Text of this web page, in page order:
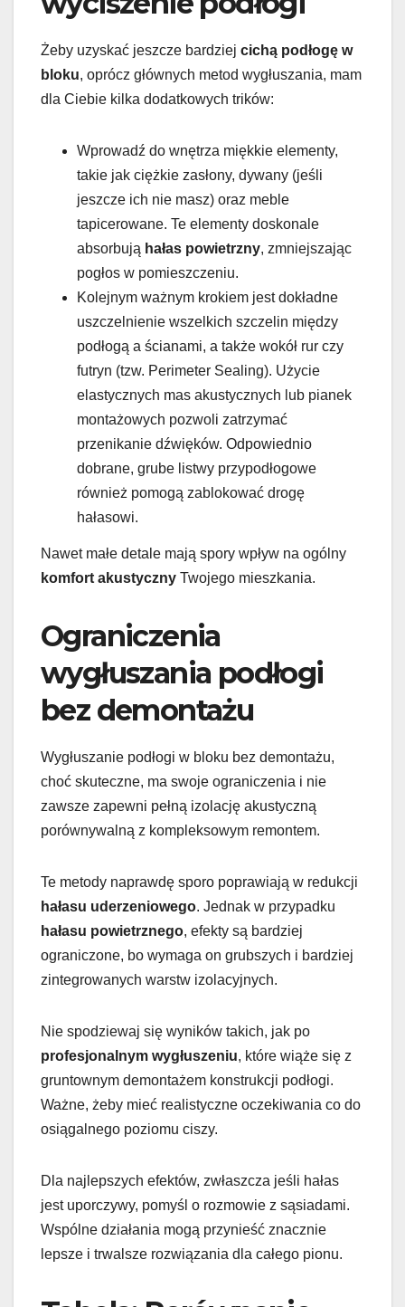
Żeby uzyskać jeszcze bardziej cichą podłogę w
bloku, oprócz głównych metod wygłuszania, mam
dla Ciebie kilka dodatkowych trików:
Wprowadź do wnętrza miękkie elementy,
takie jak ciężkie zasłony, dywany (jeśli
jeszcze ich nie masz) oraz meble
tapicerowane. Te elementy doskonale
absorbują hałas powietrzny, zmniejszając
pogłos w pomieszczeniu.
Kolejnym ważnym krokiem jest dokładne
uszczelnienie wszelkich szczelin między
podłogą a ścianami, a także wokół rur czy
futryn (tzw. Perimeter Sealing). Użycie
elastycznych mas akustycznych lub pianek
montażowych pozwoli zatrzymać
przenikanie dźwięków. Odpowiednio
dobrane, grube listwy przypodłogowe
również pomogą zablokować drogę
hałasowi.
Nawet małe detale mają spory wpływ na ogólny
komfort akustyczny Twojego mieszkania.
Ograniczenia
wygłuszania podłogi
bez demontażu
Wygłuszanie podłogi w bloku bez demontażu,
choć skuteczne, ma swoje ograniczenia i nie
zawsze zapewni pełną izolację akustyczną
porównywalną z kompleksowym remontem.
Te metody naprawdę sporo poprawiają w redukcji
hałasu uderzeniowego. Jednak w przypadku
hałasu powietrznego, efekty są bardziej
ograniczone, bo wymaga on grubszych i bardziej
zintegrowanych warstw izolacyjnych.
Nie spodziewaj się wyników takich, jak po
profesjonalnym wygłuszeniu, które wiąże się z
gruntownym demontażem konstrukcji podłogi.
Ważne, żeby mieć realistyczne oczekiwania co do
osiągalnego poziomu ciszy.
Dla najlepszych efektów, zwłaszcza jeśli hałas
jest uporczywy, pomyśl o rozmowie z sąsiadami.
Wspólne działania mogą przynieść znacznie
lepsze i trwalsze rozwiązania dla całego pionu.